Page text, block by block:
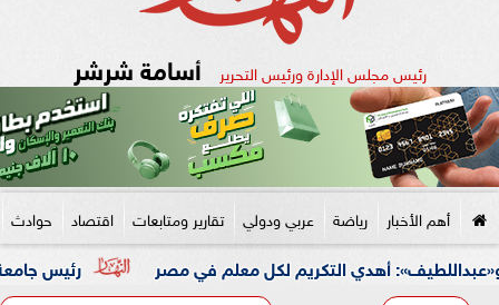
رئيس مجلس الإدارة ورئيس التحرير أسامة شرشر
أهم الأخبار رياضة عربي ودولي تقارير ومتابعات اقتصاد حوادث
رئيس جامعة المنوفية أهدي التكريم لكل معلم في مصر